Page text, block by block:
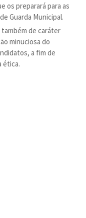
os preparará para as
Guarda Municipal.
de caráter
minuciosa do
a fim de
ética.